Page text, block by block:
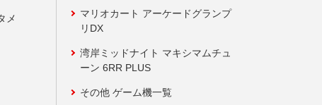
メ
マリオカート アーケードグランプ
リDX
湾岸ミッドナイト マキシマムチュ
ーン 6RR PLUS
その他 ゲーム機一覧